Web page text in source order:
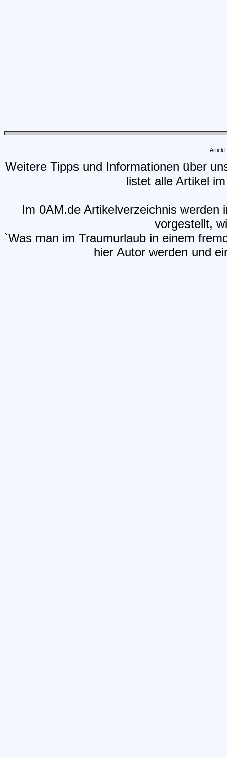
Weitere Tipps und Informationen über
listet alle Artikel
Im 0AM.de Artikelverzeichnis
vorgestellt,
`Was man im Traumurlaub in einem
hier Autor werden und